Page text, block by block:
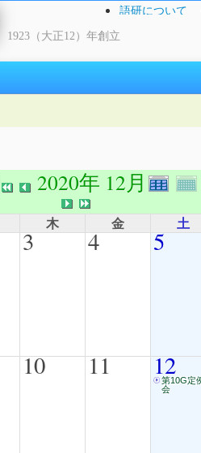
1923（大正12）年創立
語研について
2020年 12月
木 金 土
3 4 5
10 11 12
第10G定
会